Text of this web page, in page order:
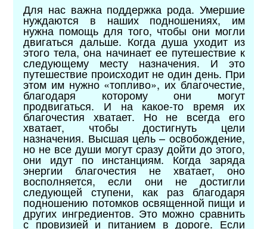
Для нас важна поддержка рода. Умершие
нуждаются в наших подношениях, им
нужна помощь для того, чтобы они могли
двигаться дальше. Когда душа уходит из
этого тела, она начинает ее путешествие к
следующему месту назначения. И это
путешествие происходит не один день. При
этом им нужно «топливо», их благочестие,
благодаря которому они могут
продвигаться. И на какое-то время их
благочестия хватает. Но не всегда его
хватает, чтобы достигнуть цели
назначения. Высшая цель – освобождение,
но не все души могут сразу дойти до этого,
они идут по инстанциям. Когда заряда
энергии благочестия не хватает, оно
восполняется, если они не достигли
следующей ступени, как раз благодаря
подношению потомков освященной пищи и
других ингредиентов. Это можно сравнить
с провизией и питанием в дороге. Если